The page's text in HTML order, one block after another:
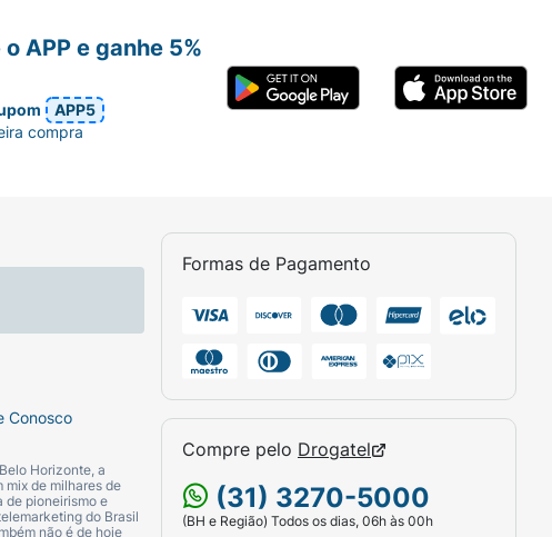
Conosco
Horizonte, a
mix de milhares de
de pioneirismo e
do Brasil
não é de hoje
Formas de Pagamento
Compre pelo Drogatel
(31) 3270-5000
(BH e Região) Todos os dias, 06h às 00h
o APP e ganhe 5%
APP5
compra